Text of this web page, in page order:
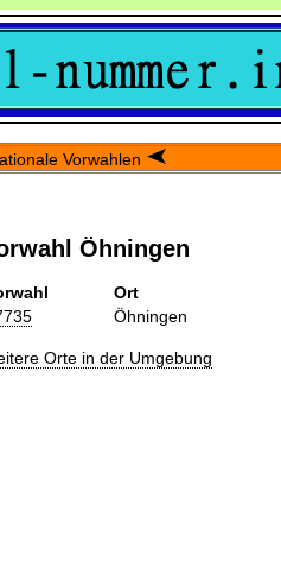
Vorwahlen
Öhningen
Ort
Öhningen
Orte in der Umgebung